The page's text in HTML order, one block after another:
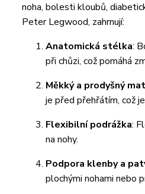
noha, bolesti kloubů,
Peter Legwood, zahrnují:
Anatomická stélka:
při chůzi, což pomáhá
Měkký a prodyšný
je před přehřátím, což
Flexibilní podrážka:
na nohy.
Podpora klenby a
plochými nohami nebo